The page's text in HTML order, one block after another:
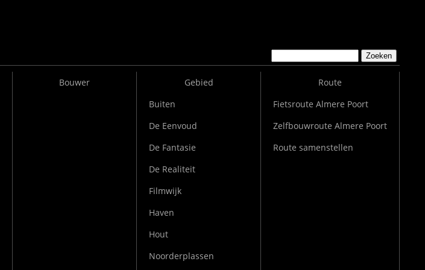
ZOEKVELD
Bouwer
Gebied
Buiten
De Eenvoud
De Fantasie
De Realiteit
Filmwijk
Haven
Hout
Noorderplassen
Route
Fietsroute Almere Poort
Zelfbouwroute Almere Poort
Route samenstellen